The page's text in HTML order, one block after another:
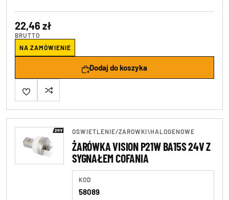
22,46 zł
BRUTTO
NA ZAMÓWIENIE
Dodaj do koszyka
OSWIETLENIE/ZAROWKI\HALOGENOWE
ŻARÓWKA VISION P21W BA15S 24V Z
SYGNAŁEM COFANIA
KOD
58089